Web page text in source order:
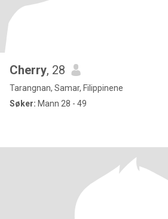
Cherry, 28
Tarangnan, Samar, Filippinene
Søker: Mann 28 - 49